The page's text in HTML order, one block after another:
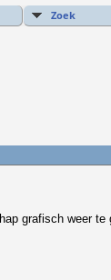
Zoek
grafisch weer te